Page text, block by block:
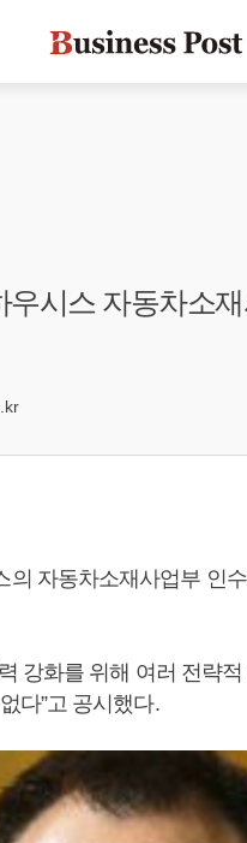
우시스 자동차소
의 자동차소재사업부 인
강화를 위해 여러 전략
다”고 공시했다.